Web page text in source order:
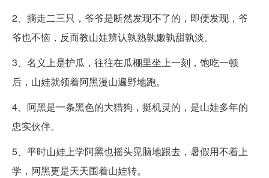
2、摘走二三只，爷爷是断然发现不了的，即便发现，爷
爷也不恼，反而教山娃辨认孰熟孰嫩孰甜孰淡。
3、名义上是护瓜，往往在瓜棚里坐上一刻，饱吃一顿
后，山娃就领着阿黑漫山遍野地跑。
4、阿黑是一条黑色的大猎狗，挺机灵的，是山娃多年的
忠实伙伴。
5、平时山娃上学阿黑也摇头晃脑地跟去，暑假用不着上
学，阿黑更是天天围着山娃转。